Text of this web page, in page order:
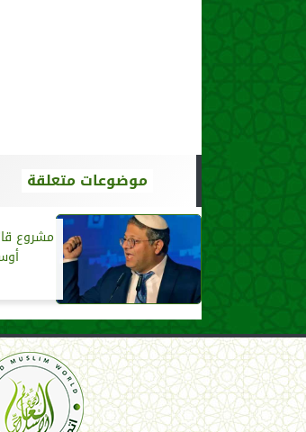
موضوعات متعلقة
مشروع